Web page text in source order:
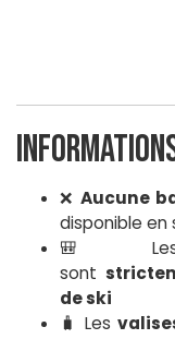
❌ Aucune
disponible
🎒 Les
sont
de ski
🧳 Les